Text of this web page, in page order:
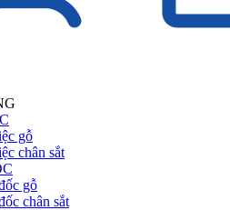
gỗ
chân sắt
gỗ
chân sắt